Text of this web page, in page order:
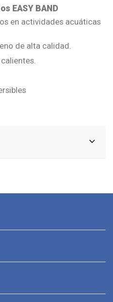
EASY BAND
en actividades acuáticas
de alta calidad.